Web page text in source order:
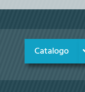
Catalogo